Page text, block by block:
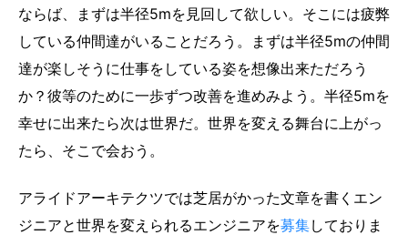
ならば、まずは半径5mを見回して欲しい。そこには疲弊
している仲間達がいることだろう。まずは半径5mの仲間
達が楽しそうに仕事をしている姿を想像出来ただろう
か？彼等のために一歩ずつ改善を進めみよう。半径5mを
幸せに出来たら次は世界だ。世界を変える舞台に上がっ
たら、そこで会おう。
アライドアーキテクツでは芝居がかった文章を書くエン
ジニアと世界を変えられるエンジニアを募集しておりま